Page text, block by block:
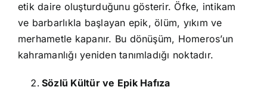
etik daire oluşturduğunu gösterir. Öfke, intikam
ve barbarlıkla başlayan epik, ölüm, yıkım ve
merhametle kapanır. Bu dönüşüm, Homeros’un
kahramanlığı yeniden tanımladığı noktadır.
Sözlü Kültür ve Epik Hafıza